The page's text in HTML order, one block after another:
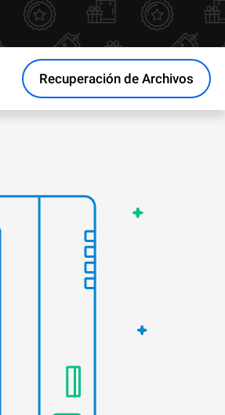
Recuperación de Archivos